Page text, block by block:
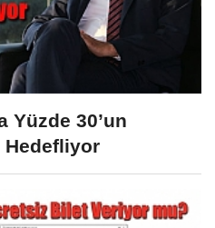
Yüzde 30’un
Hedefliyor